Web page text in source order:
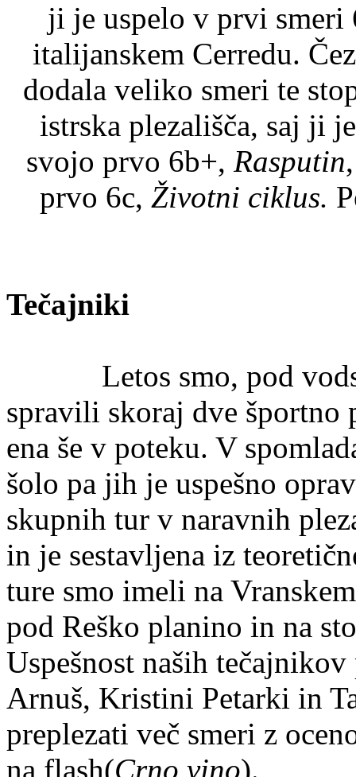
ji je uspelo v prvi
italijanskem Cerredu.
dodala veliko smeri te
istrska plezališča, saj ji
svojo prvo 6b+, Rasputin
prvo 6c, Životni ciklus.
Tečajniki
Letos smo, pod
spravili skoraj dve športno
ena še v poteku. V
šolo pa jih je uspešno
skupnih tur v naravnih
in je sestavljena iz
ture smo imeli na
pod Reško planino in na
Uspešnost naših
Arnuš, Kristini Petarki in
preplezati več smeri z
na flash(Crno vino).